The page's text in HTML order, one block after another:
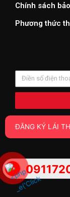
Chính sách
Phương thức
Copyright ©2019
ĐĂNG KÝ LÁI